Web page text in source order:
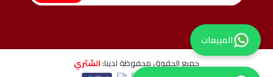
المبيعات
جميع الحقوق محفوظة لدينا:الشثري